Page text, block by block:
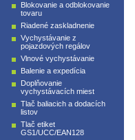
Blokovanie a odblokovanie
tovaru
Riadené zaskladnenie
Vychystávanie z
pojazdových regálov
Vlnové vychystávanie
Balenie a expedícia
Doplňovanie
vychystávacích miest
Tlač baliacich a dodacích
listov
Tlač etiket
GS1/UCC/EAN128